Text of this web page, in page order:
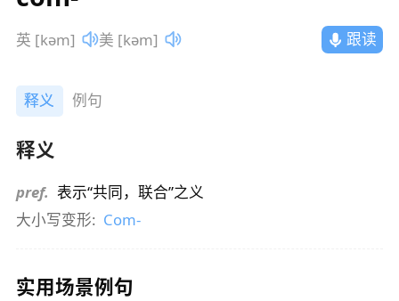
英 [kəm] 美 [kəm] 跟读
释义 例句
释义
pref. 表示“共同，联合”之义
大小写变形: Com-
实用场景例句